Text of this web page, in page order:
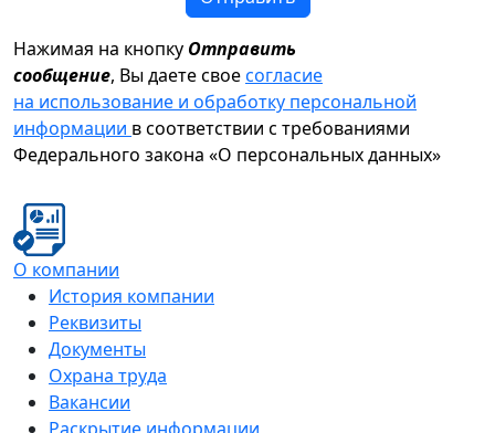
Нажимая на кнопку Отправить
сообщение, Вы даете своесогласие
на использование и обработку персональной
информации в соответствии с требованиями
Федерального закона «О персональных данных»
О компании
История компании
Реквизиты
Документы
Охрана труда
Вакансии